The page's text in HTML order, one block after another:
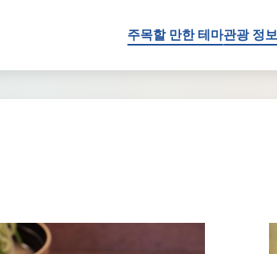
주목할 만한 테마관광 정보